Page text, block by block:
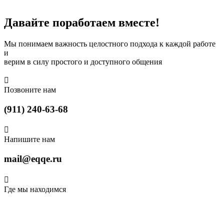
Давайте поработаем вместе!
Мы понимаем важность целостного подхода к каждой работе
и
верим в силу простого и доступного общения

Позвоните нам
(911) 240-63-68

Напишите нам
mail@eqqe.ru

Где мы находимся